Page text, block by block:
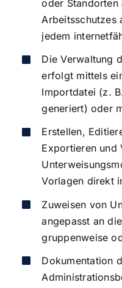
oder Standorten
Arbeitsschutzes
jedem
Die Verwaltung
erfolgt mittels
Importdatei (z.
generiert) oder
Erstellen,
Exportieren und
Vorlagen direkt
Zuweisen von
angepasst an
gruppenweise
Dokumentation